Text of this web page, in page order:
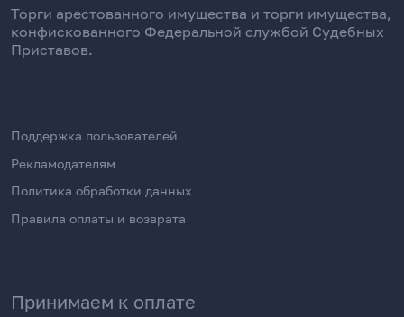
Торги арестованного имущества и торги имущества,
конфискованного Федеральной службой Судебных
Приставов.
Поддержка пользователей
Рекламодателям
Политика обработки данных
Правила оплаты и возврата
Принимаем к оплате